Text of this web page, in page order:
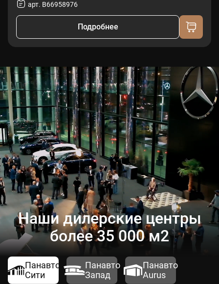
арт. B66958976
Подробнее
Наши дилерские центры
более 35 000 м2
Панавто
Сити
Панавто
Запад
Панавто
Aurus